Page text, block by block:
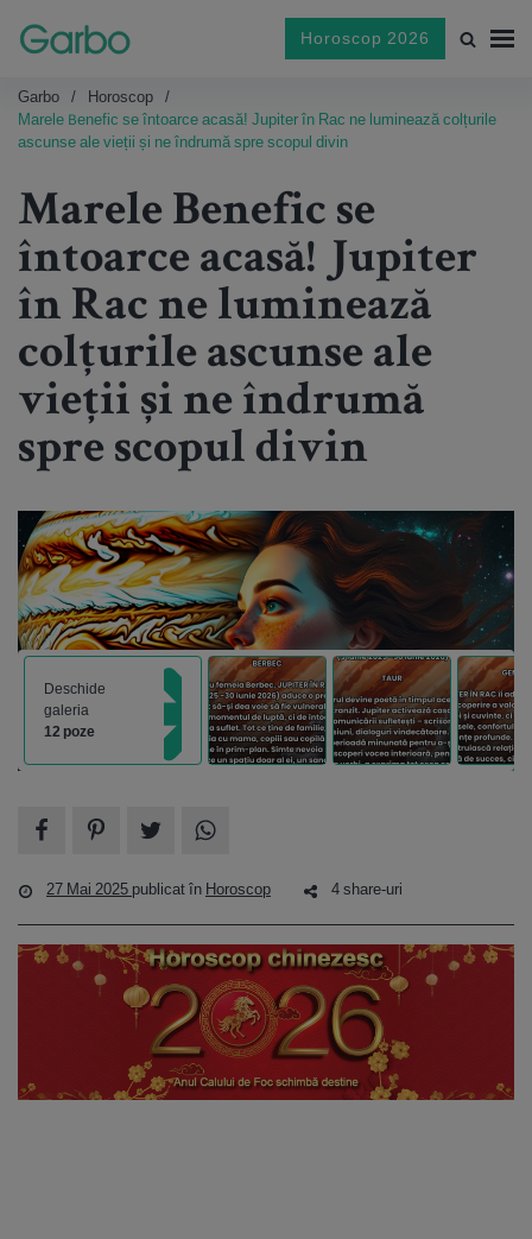
Horoscop 2026
Garbo
Horoscop
Marele Benefic se întoarce acasă! Jupiter în Rac ne luminează colțurile
ascunse ale vieții și ne îndrumă spre scopul divin
Marele Benefic se
întoarce acasă! Jupiter
în Rac ne luminează
colțurile ascunse ale
vieții și ne îndrumă
spre scopul divin
Deschide
galeria
12 poze
27 Mai 2025 publicat în Horoscop 4 share-uri